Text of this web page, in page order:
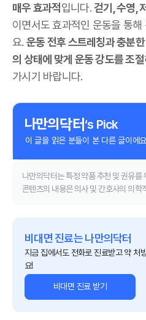
매우 효과적입니다. 걷기, 수영,
이면서도 효과적인 운동을 통
요. 운동 전후 스트레칭과 충분
의 상태에 맞게 운동 강도를 조절
가시기 바랍니다.
‘s Pick
이 글을 읽은 분들이 본 다른 글이에요
나만의닥터는 특정 약품 추천 및 권유를
콘텐츠의 내용은 의사 및 간호사의 의학
비대면 진료는 나만의닥터
지금 집에서도 전화로 진료받고 약 처
요!
비대면 진료 받기